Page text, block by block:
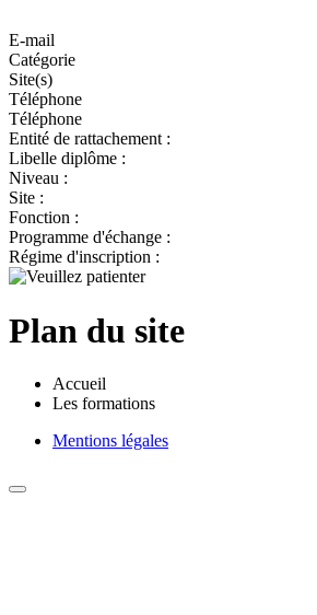
E-mail
Catégorie
Site(s)
Téléphone
Téléphone
Entité de rattachement :
Libelle diplôme :
Niveau :
Site :
Fonction :
Programme d'échange :
Régime d'inscription :
Plan du site
Accueil
Les formations
Mentions légales